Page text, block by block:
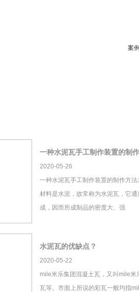
案
一种水泥瓦手工制作装置的制
2020-05-26
一种水泥瓦手工制作装置的制作方
材料是水泥，故常称为水泥瓦，它
成，因而所成制品的密度大、强
水泥瓦的优缺点？
2020-05-22
mile米乐集团混凝土瓦，又叫mile米
瓦等。市面上所说的彩瓦一般均指